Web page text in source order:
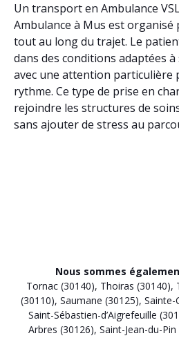
Un transport en Ambulance
Ambulance à Mus est
tout au long du trajet. Le
dans des conditions adaptées
avec une attention particulière
rythme. Ce type de prise en
rejoindre les structures de
sans ajouter de stress au
Nous sommes
Tornac (30140), Thoiras (30140),
(30110), Saumane (30125), Sainte-
Saint-Sébastien-d’Aigrefeuille
Arbres (30126), Saint-Jean-du-